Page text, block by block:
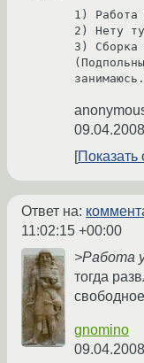
1) Работа
2) Нету
3) Сборка
Показать
Ответ на:
11:02:15 +00:00
>Работа
тогда
gnomino